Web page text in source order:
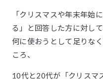
「クリスマスや年末年始
る」と回答した方に対し
何に使おうとして足りな
ころ、
10代と20代が「クリスマ